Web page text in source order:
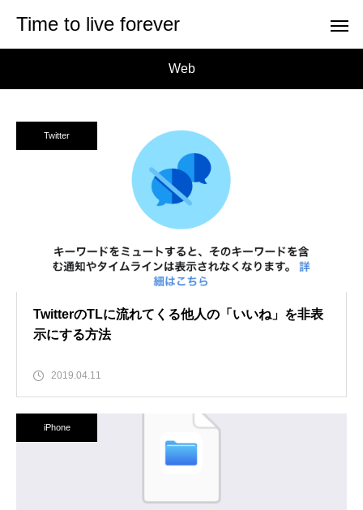
Time to live forever
Web
Twitter
TwitterのTLに流れてくる他人の「いいね」を非表
示にする方法
2019.04.11
iPhone